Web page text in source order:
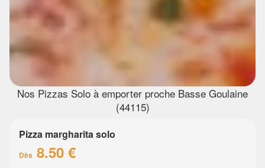
Nos Pizzas Solo à emporter proche Basse Goulaine
(44115)
Pizza margharita solo
Dès 8.50 €